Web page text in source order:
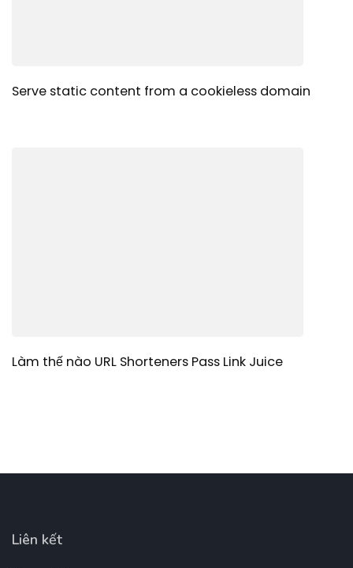
Serve static content from a cookieless domain
Làm thế nào URL Shorteners Pass Link Juice
Liên kết